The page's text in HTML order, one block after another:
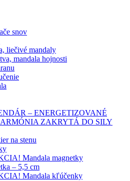
snov
liečivé mandaly
mandala hojnosti
– ENERGETIZOVANÉ
ZAKRYTÁ DO SILY
na stenu
Mandala magnetky
– 5,5 cm
Mandala kľúčenky